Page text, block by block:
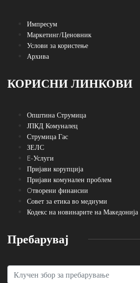
Импресум
Маркетинг/Ценовник
Услови за користење
Архива
КОРИСНИ ЛИНКОВИ
Општина Струмица
ЈПКД Комуналец
Струмица Гас
ЗЕЛС
E-Услуги
Пријави корупција
Пријави комунален проблем
Oтворени финансии
Совет за етика во медиуми
Кодекс на новинарите на Македонија
Пребарувај